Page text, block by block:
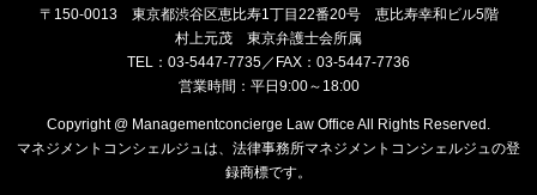
〒150-0013 東京都渋谷区恵比寿1丁目22番20号 恵比寿幸和ビル5階
村上元茂 東京弁護士会所属
TEL：03-5447-7735／FAX：03-5447-7736
営業時間：平日9:00～18:00
Copyright @ Managementconcierge Law Office All Rights Reserved.
マネジメントコンシェルジュは、法律事務所マネジメントコンシェルジュの登
録商標です。